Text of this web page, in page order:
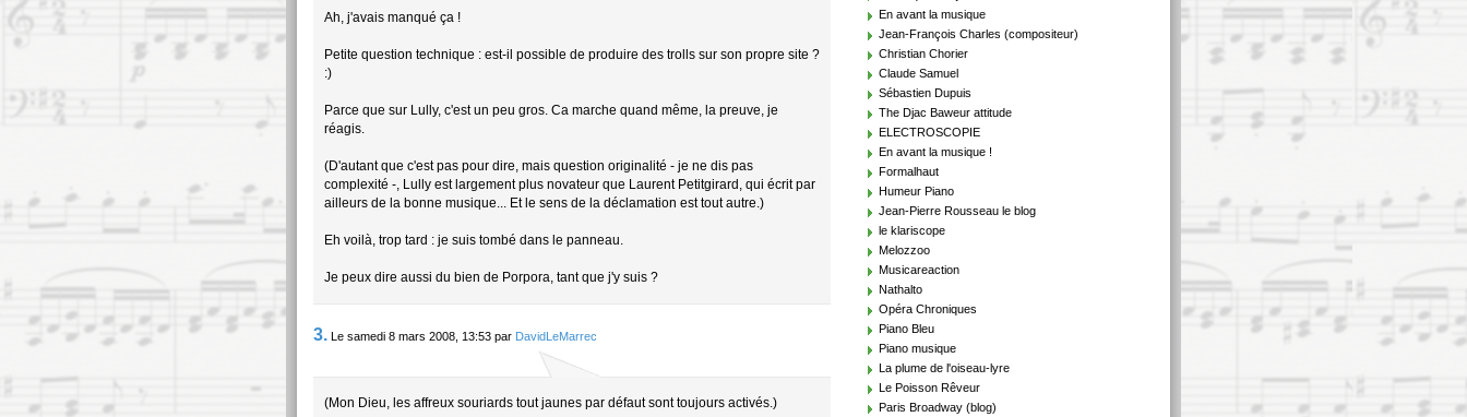
Ah, j'avais manqué ça !
Petite question technique : est-il possible de produire des trolls sur son propre site ?
:)
Parce que sur Lully, c'est un peu gros. Ca marche quand même, la preuve, je
réagis.
(D'autant que c'est pas pour dire, mais question originalité - je ne dis pas
complexité -, Lully est largement plus novateur que Laurent Petitgirard, qui écrit par
ailleurs de la bonne musique... Et le sens de la déclamation est tout autre.)
Eh voilà, trop tard : je suis tombé dans le panneau.
Je peux dire aussi du bien de Porpora, tant que j'y suis ?
3. Le samedi 8 mars 2008, 13:53 par DavidLeMarrec
(Mon Dieu, les affreux souriards tout jaunes par défaut sont toujours activés.)
En avant la musique
Jean-François Charles (compositeur)
Christian Chorier
Claude Samuel
Sébastien Dupuis
The Djac Baweur attitude
ELECTROSCOPIE
En avant la musique !
Formalhaut
Humeur Piano
Jean-Pierre Rousseau le blog
le klariscope
Melozzoo
Musicareaction
Nathalto
Opéra Chroniques
Piano Bleu
Piano musique
La plume de l'oiseau-lyre
Le Poisson Rêveur
Paris Broadway (blog)